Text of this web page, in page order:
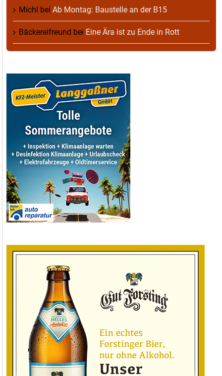
Michl bei Ab Montag: Baustelle an der B15
Bäckereifreund bei Eine Ära ist zu Ende in Rott